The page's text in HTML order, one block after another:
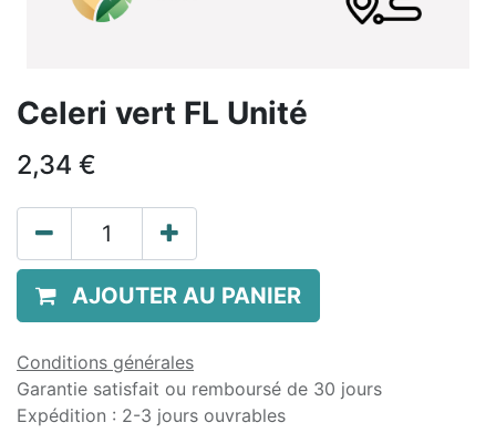
Celeri vert FL Unité
2,34 €
AJOUTER AU PANIER
Conditions générales
Garantie satisfait ou remboursé de 30 jours
Expédition : 2-3 jours ouvrables